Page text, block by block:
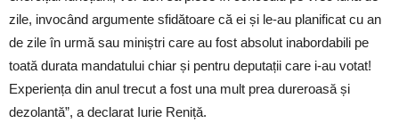
zile, invocând argumente sfidătoare că ei și le-au planificat cu an
de zile în urmă sau miniștri care au fost absolut inabordabili pe
toată durata mandatului chiar și pentru deputații care i-au votat!
Experiența din anul trecut a fost una mult prea dureroasă și
dezolantă”, a declarat Iurie Reniță.